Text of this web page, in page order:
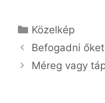
Kategória
Közelkép
Befogadni
Méreg vagy